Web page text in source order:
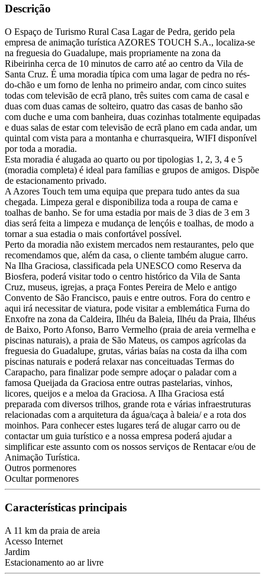
Descrição
O Espaço de Turismo Rural Casa Lagar de Pedra, gerido pela
empresa de animação turística AZORES TOUCH S.A., localiza-se
na freguesia do Guadalupe, mais propriamente na zona da
Ribeirinha cerca de 10 minutos de carro até ao centro da Vila de
Santa Cruz. É uma moradia típica com uma lagar de pedra no rés-
do-chão e um forno de lenha no primeiro andar, com cinco suites
todas com televisão de ecrã plano, três suites com cama de casal e
duas com duas camas de solteiro, quatro das casas de banho são
com duche e uma com banheira, duas cozinhas totalmente equipadas
e duas salas de estar com televisão de ecrã plano em cada andar, um
quintal com vista para a montanha e churrasqueira, WIFI disponível
por toda a moradia.
Esta moradia é alugada ao quarto ou por tipologias 1, 2, 3, 4 e 5
(moradia completa) é ideal para famílias e grupos de amigos. Dispõe
de estacionamento privado.
A Azores Touch tem uma equipa que prepara tudo antes da sua
chegada. Limpeza geral e disponibiliza toda a roupa de cama e
toalhas de banho. Se for uma estadia por mais de 3 dias de 3 em 3
dias será feita a limpeza e mudança de lençóis e toalhas, de modo a
tornar a sua estadia o mais confortável possível.
Perto da moradia não existem mercados nem restaurantes, pelo que
recomendamos que, além da casa, o cliente também alugue carro.
Na Ilha Graciosa, classificada pela UNESCO como Reserva da
Biosfera, poderá visitar todo o centro histórico da Vila de Santa
Cruz, museus, igrejas, a praça Fontes Pereira de Melo e antigo
Convento de São Francisco, pauis e entre outros. Fora do centro e
aqui irá necessitar de viatura, pode visitar a emblemática Furna do
Enxofre na zona da Caldeira, Ilhéu da Baleia, Ilhéu da Praia, Ilhéus
de Baixo, Porto Afonso, Barro Vermelho (praia de areia vermelha e
piscinas naturais), a praia de São Mateus, os campos agrícolas da
freguesia do Guadalupe, grutas, várias baías na costa da ilha com
piscinas naturais e poderá relaxar nas conceituadas Termas do
Carapacho, para finalizar pode sempre adoçar o paladar com a
famosa Queijada da Graciosa entre outras pastelarias, vinhos,
licores, queijos e a meloa da Graciosa. A Ilha Graciosa está
preparada com diversos trilhos, grande rota e várias infraestruturas
relacionadas com a arquitetura da água/caça à baleia/ e a rota dos
moinhos. Para conhecer estes lugares terá de alugar carro ou de
contactar um guia turístico e a nossa empresa poderá ajudar a
simplificar este assunto com os nossos serviços de Rentacar e/ou de
Animação Turística.
Outros pormenores
Ocultar pormenores
Características principais
A 11 km da praia de areia
Acesso Internet
Jardim
Estacionamento ao ar livre